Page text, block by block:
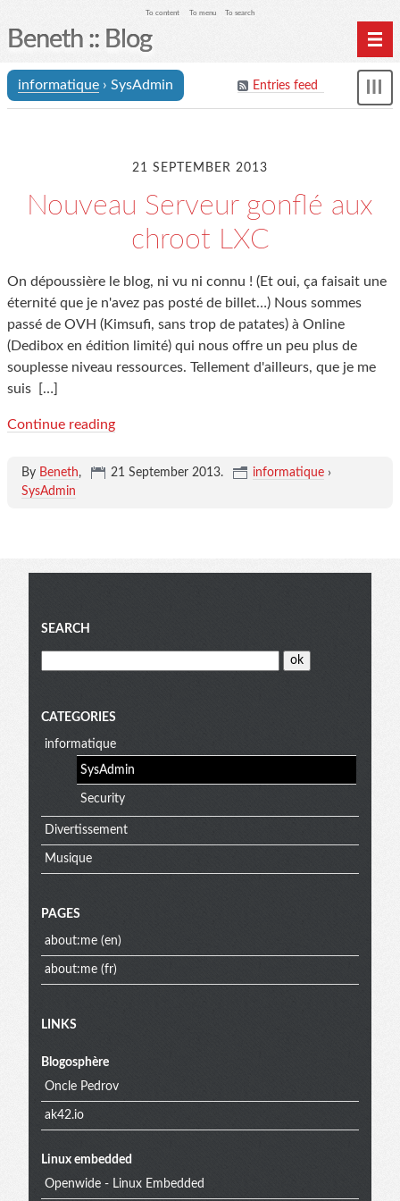
To content To menu To search
Beneth :: Blog
Home
Archives
informatique› SysAdmin Entries feed
21 SEPTEMBER 2013
Nouveau Serveur gonflé aux
chroot LXC
On dépoussière le blog, ni vu ni connu ! (Et oui, ça faisait une
éternité que je n'avez pas posté de billet…) Nous sommes
passé de OVH (Kimsufi, sans trop de patates) à Online
(Dedibox en édition limité) qui nous offre un peu plus de
souplesse niveau ressources. Tellement d'ailleurs, que je me
suis
[…]
Continue reading
By Beneth, 21 September 2013. informatique›
SysAdmin
Blog
menu
SEARCH
CATEGORIES
informatique
SysAdmin
Security
Divertissement
Musique
PAGES
about:me (en)
about:me (fr)
Extra
menu
LINKS
Blogosphère
Oncle Pedrov
ak42.io
Linux embedded
Openwide - Linux Embedded